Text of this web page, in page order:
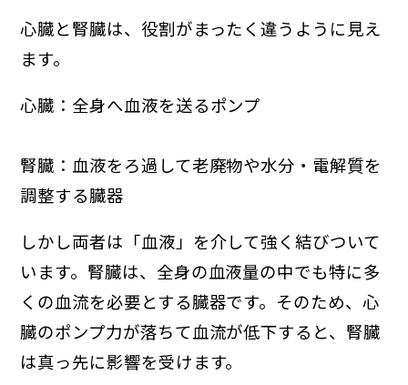
心臓と腎臓は、役割がまったく違うように見え
ます。
心臓：全身へ血液を送るポンプ
腎臓：血液をろ過して老廃物や水分・電解質を
調整する臓器
しかし両者は「血液」を介して強く結びついて
います。腎臓は、全身の血液量の中でも特に多
くの血流を必要とする臓器です。そのため、心
臓のポンプ力が落ちて血流が低下すると、腎臓
は真っ先に影響を受けます。